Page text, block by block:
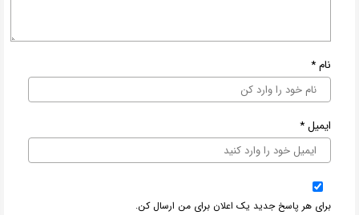
نام*
ایمیل*
برای هر پاسخ جدید یک اعلان برای من ارسال کن.